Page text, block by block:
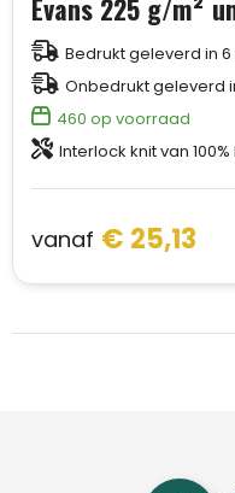
Sporttassen
Strandtassen
Toilettassen
Waterbestendige
Evans 225 g/m²
Bedrukt geleverd in
Onbedrukt geleverd
460 op voorraad
Interlock knit van
vanaf € 25,13